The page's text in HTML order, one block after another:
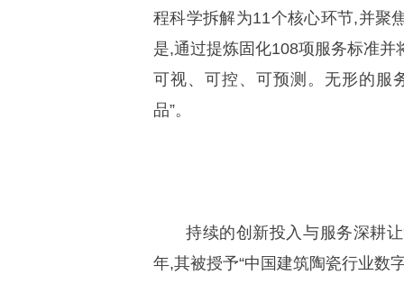
程科学拆解为11个核心环节,并聚
是,通过提炼固化108项服务标准
可视、可控、可预测。无形的服
品”。
持续的创新投入与服务深耕
年,其被授予“中国建筑陶瓷行业数